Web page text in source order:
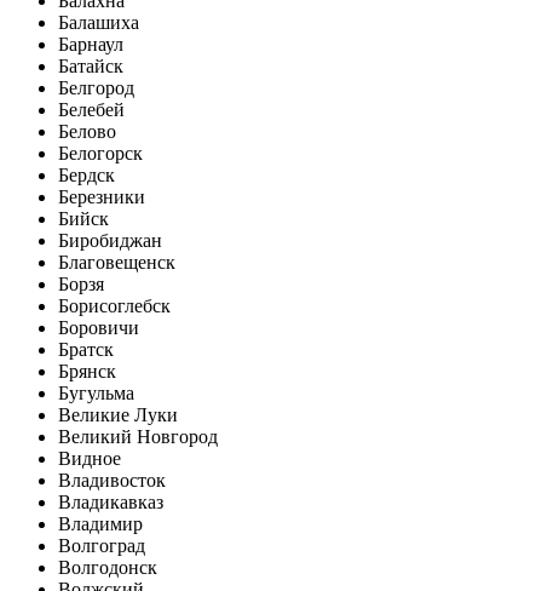
Балашиха
Барнаул
Батайск
Белгород
Белебей
Белово
Белогорск
Бердск
Березники
Бийск
Биробиджан
Благовещенск
Борзя
Борисоглебск
Боровичи
Братск
Брянск
Бугульма
Великие Луки
Великий Новгород
Видное
Владивосток
Владикавказ
Владимир
Волгоград
Волгодонск